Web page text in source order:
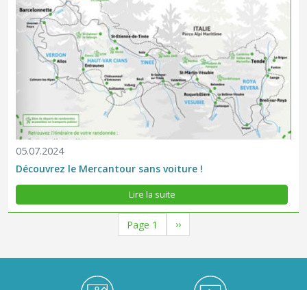
05.07.2024
Découvrez le Mercantour sans voiture !
Lire la suite
Page 1 Page suivante
››
Médiathèque Footer